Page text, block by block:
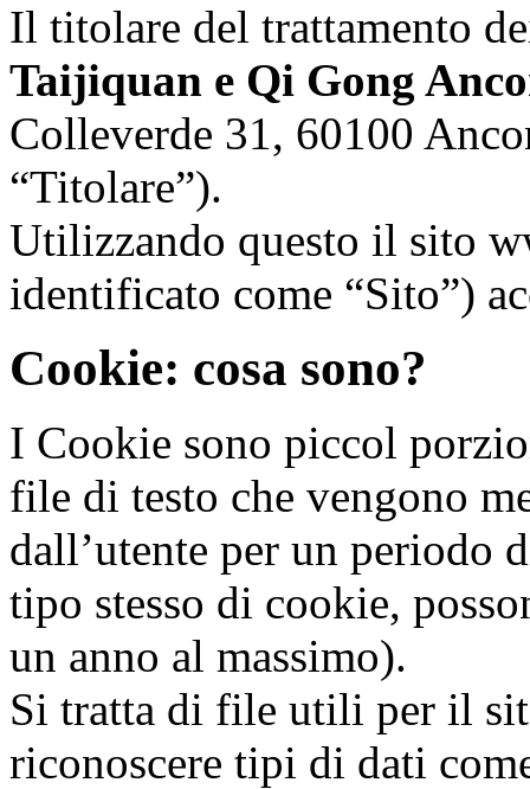
Il titolare del trattamento
Taijiquan e Qi Gong
Colleverde 31, 60100
“Titolare”).
Utilizzando questo il sito
identificato come “Sito”)
Cookie: cosa sono?
I Cookie sono piccol
file di testo che vengono
dall’utente per un periodo
tipo stesso di cookie,
un anno al massimo).
Si tratta di file utili per il
riconoscere tipi di dati